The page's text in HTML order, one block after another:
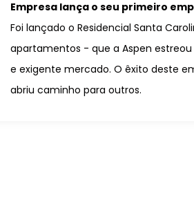
Empresa lança o seu primeiro
Foi lançado o Residencial Santa
apartamentos - que a Aspen
e exigente mercado. O êxito deste
abriu caminho para outros.